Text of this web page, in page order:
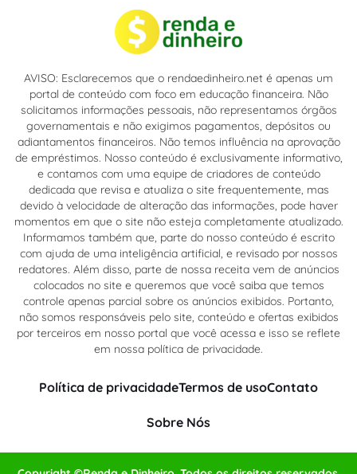
AVISO: Esclarecemos que o rendaedinheiro.net é apenas um
portal de conteúdo com foco em educação financeira. Não
solicitamos informações pessoais, não representamos órgãos
governamentais e não exigimos pagamentos, depósitos ou
adiantamentos financeiros. Não temos influência na aprovação
de empréstimos. Nosso conteúdo é exclusivamente informativo,
e contamos com uma equipe de criadores de conteúdo
dedicada que revisa e atualiza o site frequentemente, mas
devido à velocidade de alteração das informações, pode haver
momentos em que o site não esteja completamente atualizado.
Informamos também que, parte do nosso conteúdo é escrito
com ajuda de uma inteligência artificial, e revisado por nossos
redatores. Além disso, parte de nossa receita vem de anúncios
colocados no site e queremos que você saiba que temos
controle apenas parcial sobre os anúncios exibidos. Portanto,
não somos responsáveis pelo site, conteúdo e ofertas exibidos
por terceiros em nosso portal que você acessa e isso se reflete
em nossa política de privacidade.
Política de privacidadeTermos de usoContato
Sobre Nós